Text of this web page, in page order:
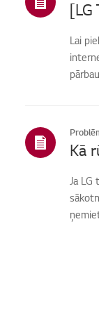
[LG
Lai
Ja